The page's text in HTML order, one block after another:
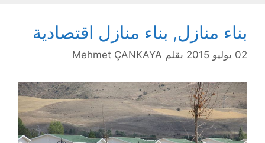
بناء منازل, بناء منازل اقتصادية
02 يوليو 2015 بقلم Mehmet ÇANKAYA